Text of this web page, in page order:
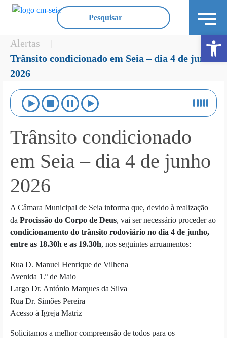
Alertas |
Trânsito condicionado em Seia – dia 4 de junho
2026
Trânsito condicionado
em Seia – dia 4 de junho
2026
A Câmara Municipal de Seia informa que, devido à realização
da Procissão do Corpo de Deus, vai ser necessário proceder ao
condicionamento do trânsito rodoviário no dia 4 de junho,
entre as 18.30h e as 19.30h, nos seguintes arruamentos:
Rua D. Manuel Henrique de Vilhena
Avenida 1.º de Maio
Largo Dr. António Marques da Silva
Rua Dr. Simões Pereira
Acesso à Igreja Matriz
Solicitamos a melhor compreensão de todos para os